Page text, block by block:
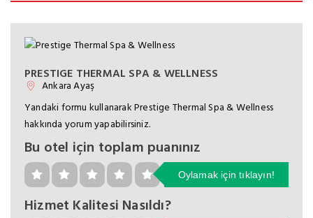
PRESTIGE THERMAL SPA & WELLNESS
Ankara Ayaş
Yandaki formu kullanarak Prestige Thermal Spa & Wellness
hakkında yorum yapabilirsiniz.
Bu otel için toplam puanınız
Oylamak için tıklayın!
Hizmet Kalitesi Nasıldı?